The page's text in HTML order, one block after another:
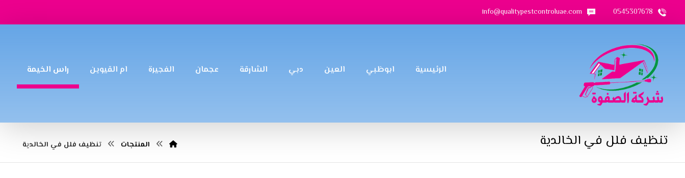
0545307678
info@qualitypestcontroluae.com
الرئيسية ابوظبي العين دبي الشارقة عجمان الفجيرة ام القيوين راس الخيمة
تنظيف فلل في الخالدية المنتجات تنظيف فلل في الخالدية